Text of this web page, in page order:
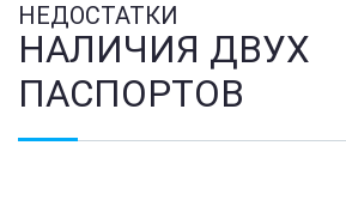
НЕДОСТАТКИ
НАЛИЧИЯ ДВУХ
ПАСПОРТОВ